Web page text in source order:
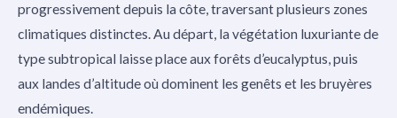
progressivement depuis la côte, traversant plusieurs zones
climatiques distinctes. Au départ, la végétation luxuriante de
type subtropical laisse place aux forêts d’eucalyptus, puis
aux landes d’altitude où dominent les genêts et les bruyères
endémiques.